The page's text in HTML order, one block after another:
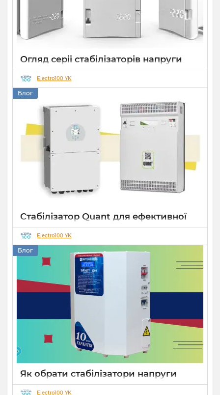
Огляд серії стабілізаторів напруги
Елекс АНТС: більше ніж просто
захист
22 07 2026
Electro100 YK
Блог
Стабілізатор Quant для ефективної
роботи СЕС
Electro100 YK
Блог
Як обрати стабілізатори напруги
Укртехнологія для дому чи бізнесу
Electro100 YK